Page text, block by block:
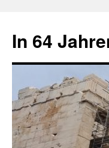
springen
In 64